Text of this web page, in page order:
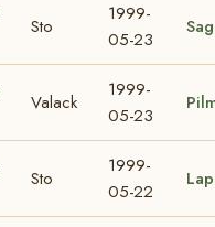
Sto
1999-
05-23
Valack
1999-
05-23
Sto
1999-
05-22